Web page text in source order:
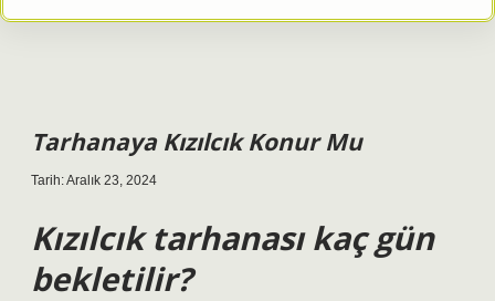
Tarhanaya Kızılcık Konur Mu
Tarih: Aralık 23, 2024
Kızılcık tarhanası kaç gün
bekletilir?